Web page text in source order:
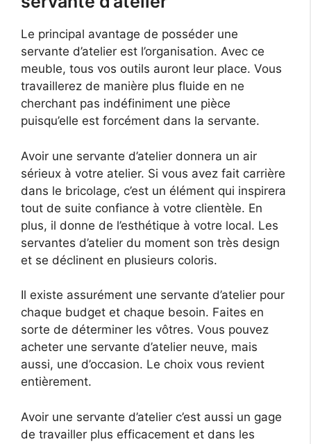
Le principal avantage de posséder une
servante d’atelier est l’organisation. Avec ce
meuble, tous vos outils auront leur place. Vous
travaillerez de manière plus fluide en ne
cherchant pas indéfiniment une pièce
puisqu’elle est forcément dans la servante.
Avoir une servante d’atelier donnera un air
sérieux à votre atelier. Si vous avez fait carrière
dans le bricolage, c’est un élément qui inspirera
tout de suite confiance à votre clientèle. En
plus, il donne de l’esthétique à votre local. Les
servantes d’atelier du moment son très design
et se déclinent en plusieurs coloris.
Il existe assurément une servante d’atelier pour
chaque budget et chaque besoin. Faites en
sorte de déterminer les vôtres. Vous pouvez
acheter une servante d’atelier neuve, mais
aussi, une d’occasion. Le choix vous revient
entièrement.
Avoir une servante d’atelier c’est aussi un gage
de travailler plus efficacement et dans les